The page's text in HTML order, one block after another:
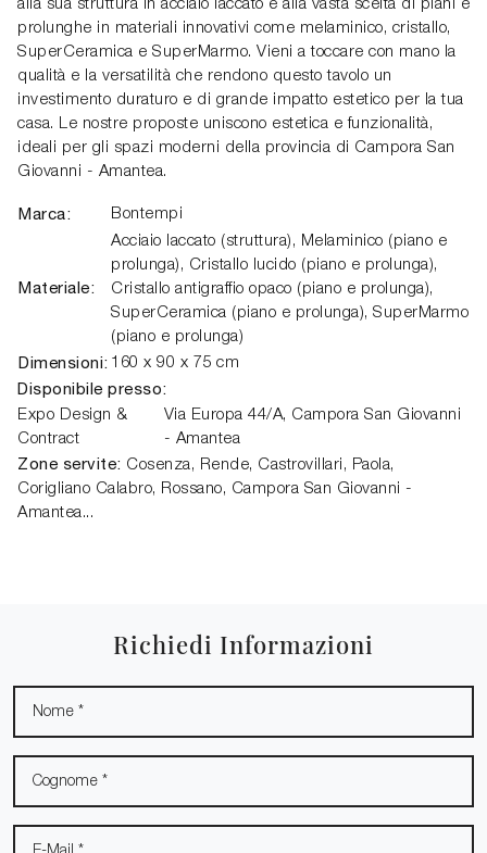
alla sua struttura in acciaio laccato e alla vasta scelta di piani e
prolunghe in materiali innovativi come melaminico, cristallo,
SuperCeramica e SuperMarmo. Vieni a toccare con mano la
qualità e la versatilità che rendono questo tavolo un
investimento duraturo e di grande impatto estetico per la tua
casa. Le nostre proposte uniscono estetica e funzionalità,
ideali per gli spazi moderni della provincia di Campora San
Giovanni - Amantea.
Marca: Bontempi
Materiale:
Acciaio laccato (struttura), Melaminico (piano e
prolunga), Cristallo lucido (piano e prolunga),
Cristallo antigraffio opaco (piano e prolunga),
SuperCeramica (piano e prolunga), SuperMarmo
(piano e prolunga)
Dimensioni: 160 x 90 x 75 cm
Disponibile presso:
Expo Design &
Contract
Via Europa 44/A, Campora San Giovanni
- Amantea
Zone servite: Cosenza, Rende, Castrovillari, Paola,
Corigliano Calabro, Rossano, Campora San Giovanni -
Amantea...
Richiedi Informazioni